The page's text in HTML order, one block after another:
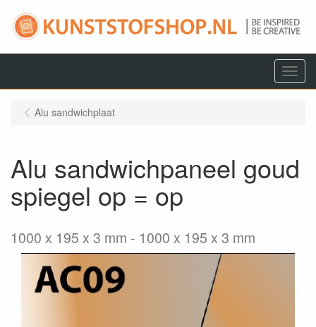
Menu
Alu sandwichplaat
Alu sandwichpaneel goud
spiegel op = op
1000 x 195 x 3 mm 1000 x 195 x 3 mm